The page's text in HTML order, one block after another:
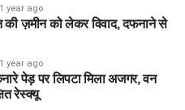
1 year ago
की ज़मीन को लेकर विवाद, दफनाने से
1 year ago
पेड़ पर लिपटा मिला अजगर, वन
रेस्क्यू